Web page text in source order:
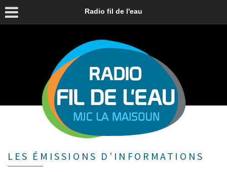
Radio fil de l'eau
LES ÉMISSIONS D’INFORMATIONS